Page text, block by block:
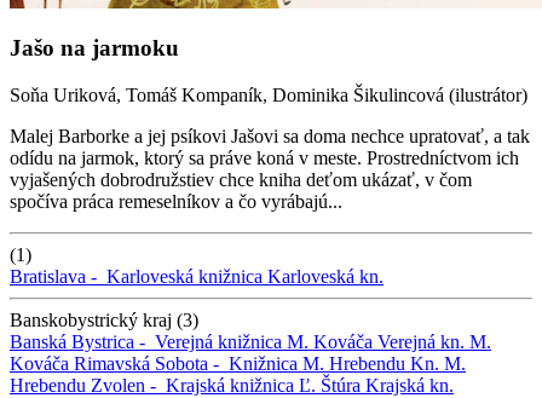
Jašo na jarmoku
Soňa Uriková, Tomáš Kompaník, Dominika Šikulincová (ilustrátor)
Malej Barborke a jej psíkovi Jašovi sa doma nechce upratovať, a tak
odídu na jarmok, ktorý sa práve koná v meste. Prostredníctvom ich
vyjašených dobrodružstiev chce kniha deťom ukázať, v čom
spočíva práca remeselníkov a čo vyrábajú...
(1)
Bratislava - Karloveská knižnica Karloveská kn.
Banskobystrický kraj (3)
Banská Bystrica - Verejná knižnica M. Kováča Verejná kn. M.
Kováča Rimavská Sobota - Knižnica M. Hrebendu Kn. M.
Hrebendu Zvolen - Krajská knižnica Ľ. Štúra Krajská kn.